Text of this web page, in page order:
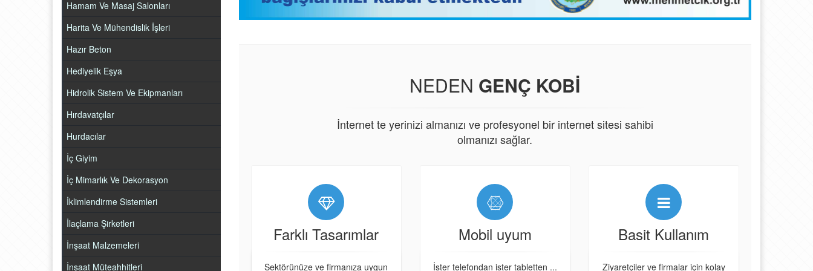
Hamam Ve Masaj Salonları
Harita Ve Mühendislik İşleri
Hazır Beton
Hediyelik Eşya
Hidrolik Sistem Ve Ekipmanları
Hırdavatçılar
Hurdacılar
İç Giyim
İç Mimarlık Ve Dekorasyon
İklimlendirme Sistemleri
İlaçlama Şirketleri
İnşaat Malzemeleri
İnşaat Müteahhitleri
NEDEN GENÇ KOBI
İnternet te yerinizi almanızı ve profesyonel bir internet sitesi sahibi
olmanızı sağlar.
Farklı Tasarımlar
Sektörünüze ve firmanıza uygun
Mobil uyum
İster telefondan ister tabletten ...
Basit Kullanım
Ziyaretçiler ve firmalar için kolay